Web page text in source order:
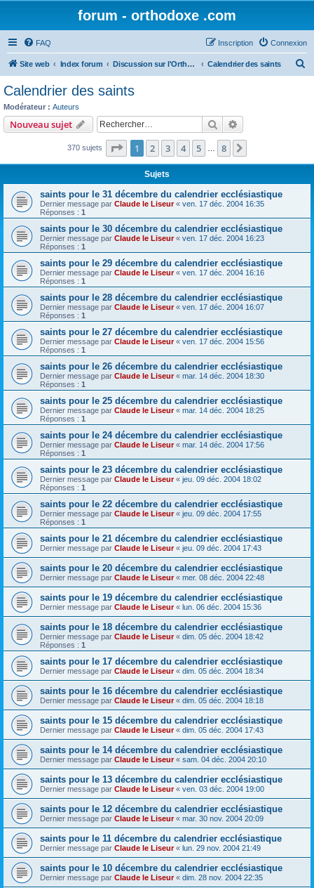
forum - orthodoxe .com
FAQ Connexion
Inscription
Site web Index forum Discussion sur l'Orthodoxie Calendrier des saints
c
Calendrier des saints
Modérateur : Auteurs
Nouveau sujet Rechercher
370 sujets Page 1sur8
1 2 3 4 5 8
Sujets
saints pour le 31 décembre du calendrier ecclésiastique
Dernier message par Claude le Liseur« ven. 17 déc. 2004 16:35
Réponses : 1
saints pour le 30 décembre du calendrier ecclésiastique
Dernier message par Claude le Liseur« ven. 17 déc. 2004 16:23
Réponses : 1
saints pour le 29 décembre du calendrier ecclésiastique
Dernier message par Claude le Liseur« ven. 17 déc. 2004 16:16
Réponses : 1
saints pour le 28 décembre du calendrier ecclésiastique
Dernier message par Claude le Liseur« ven. 17 déc. 2004 16:07
Réponses : 1
saints pour le 27 décembre du calendrier ecclésiastique
Dernier message par Claude le Liseur« ven. 17 déc. 2004 15:56
Réponses : 1
saints pour le 26 décembre du calendrier ecclésiastique
Dernier message par Claude le Liseur« mar. 14 déc. 2004 18:30
Réponses : 1
saints pour le 25 décembre du calendrier ecclésiastique
Dernier message par Claude le Liseur« mar. 14 déc. 2004 18:25
Réponses : 1
saints pour le 24 décembre du calendrier ecclésiastique
Dernier message par Claude le Liseur« mar. 14 déc. 2004 17:56
Réponses : 1
saints pour le 23 décembre du calendrier ecclésiastique
Dernier message par Claude le Liseur« jeu. 09 déc. 2004 18:02
Réponses : 1
saints pour le 22 décembre du calendrier ecclésiastique
Dernier message par Claude le Liseur« jeu. 09 déc. 2004 17:55
Réponses : 1
saints pour le 21 décembre du calendrier ecclésiastique
Dernier message par Claude le Liseur« jeu. 09 déc. 2004 17:43
saints pour le 20 décembre du calendrier ecclésiastique
Dernier message par Claude le Liseur« mer. 08 déc. 2004 22:48
saints pour le 19 décembre du calendrier ecclésiastique
Dernier message par Claude le Liseur« lun. 06 déc. 2004 15:36
saints pour le 18 décembre du calendrier ecclésiastique
Dernier message par Claude le Liseur« dim. 05 déc. 2004 18:42
Réponses : 1
saints pour le 17 décembre du calendrier ecclésiastique
Dernier message par Claude le Liseur« dim. 05 déc. 2004 18:34
saints pour le 16 décembre du calendrier ecclésiastique
Dernier message par Claude le Liseur« dim. 05 déc. 2004 18:18
saints pour le 15 décembre du calendrier ecclésiastique
Dernier message par Claude le Liseur« dim. 05 déc. 2004 17:43
saints pour le 14 décembre du calendrier ecclésiastique
Dernier message par Claude le Liseur« sam. 04 déc. 2004 20:10
saints pour le 13 décembre du calendrier ecclésiastique
Dernier message par Claude le Liseur« ven. 03 déc. 2004 19:00
saints pour le 12 décembre du calendrier ecclésiastique
Dernier message par Claude le Liseur« mar. 30 nov. 2004 20:09
saints pour le 11 décembre du calendrier ecclésiastique
Dernier message par Claude le Liseur« lun. 29 nov. 2004 21:49
saints pour le 10 décembre du calendrier ecclésiastique
Dernier message par Claude le Liseur« dim. 28 nov. 2004 22:35